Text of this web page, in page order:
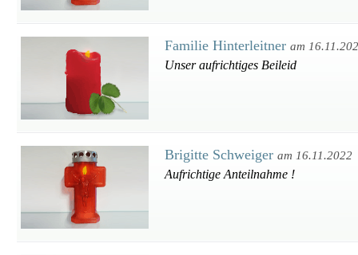
Familie Hinterleitner am
Unser aufrichtiges Beileid
Brigitte Schweiger am 16.11.2022
Aufrichtige Anteilnahme !